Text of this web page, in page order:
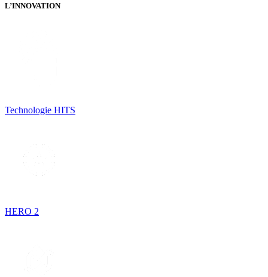
L’INNOVATION
Technologie HITS
HERO 2